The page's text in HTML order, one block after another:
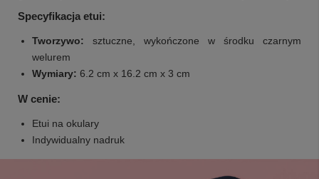
Specyfikacja etui:
Tworzywo:
sztuczne, wykończone w środku czarnym
welurem
Wymiary: 6.2 cm x 16.2 cm x 3 cm
W cenie:
Etui na okulary
Indywidualny nadruk